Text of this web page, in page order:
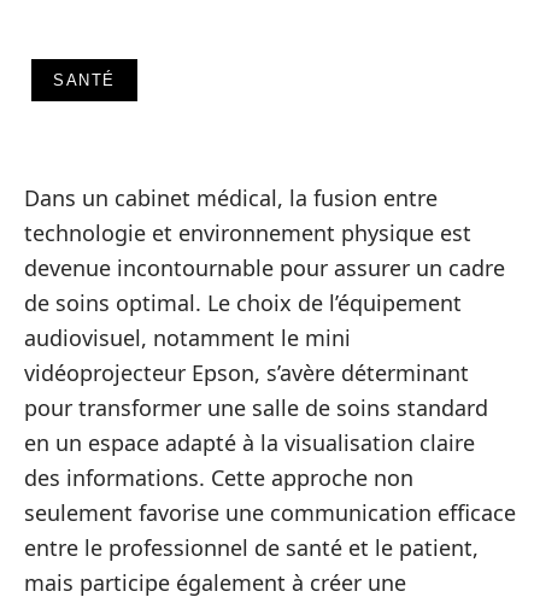
SANTÉ
Dans un cabinet médical, la fusion entre
technologie et environnement physique est
devenue incontournable pour assurer un cadre
de soins optimal. Le choix de l’équipement
audiovisuel, notamment le mini
vidéoprojecteur Epson, s’avère déterminant
pour transformer une salle de soins standard
en un espace adapté à la visualisation claire
des informations. Cette approche non
seulement favorise une communication efficace
entre le professionnel de santé et le patient,
mais participe également à créer une